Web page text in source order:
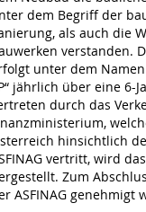
dem Begriff der
als auch die
verstanden.
unter dem
jährlich über eine 6-
durch das
hinsichtlich
vertritt, wird
Zum
ASFINAG genehmigt